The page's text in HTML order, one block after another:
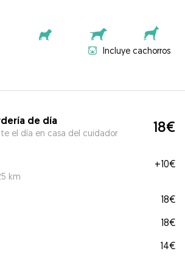
Incluye cachorros
de día
el día en casa del cuidador 18€
km
+10€
18€
18€
14€